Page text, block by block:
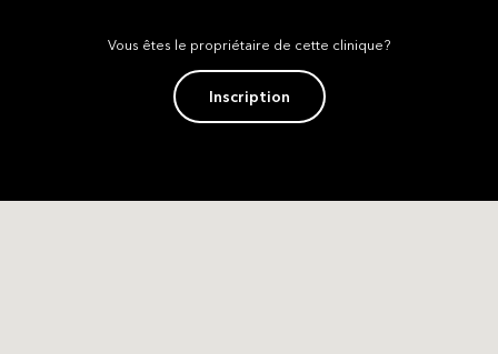
Vous êtes le propriétaire de cette clinique?
Inscription